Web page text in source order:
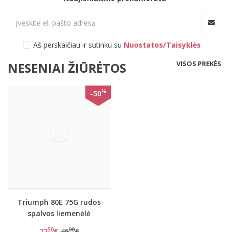
Aš perskaičiau ir sutinku su Nuostatos/Taisyklės
NESENIAI ŽIŪRĖTOS VISOS PREKĖS
-50%
Triumph 80E 75G rudos
spalvos liemenėlė
50 00